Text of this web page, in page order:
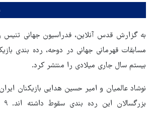
به گزارش قدس آنلاین، فدراسیون جهانی تنیس
مسابقات قهرمانی جهانی در دوحه، رده بندی
بیستم سال جاری میلادی را منتشر کرد.
نوشاد عالمیان و امیر حسین هدایی بازیکنان